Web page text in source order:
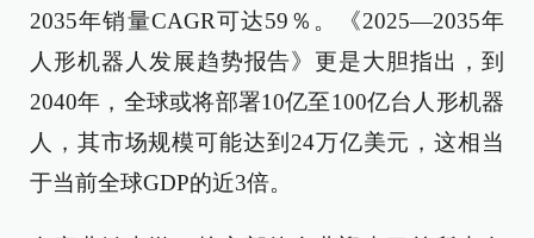
2035年销量CAGR可达59％。《2025—2035年
人形机器人发展趋势报告》更是大胆指出，到
2040年，全球或将部署10亿至100亿台人形机器
人，其市场规模可能达到24万亿美元，这相当
于当前全球GDP的近3倍。